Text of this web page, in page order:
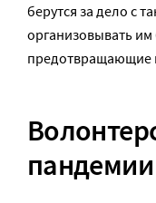
берутся за дело с
организовывать
предотвращающие
пандемии